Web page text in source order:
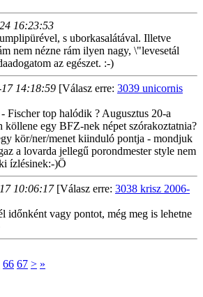
16:23:53
s uborkasalátával. Illetve
nem nézne rám ilyen nagy, \"levesetál
az egészet. :-)
14:18:59 [Válasz erre: 3039 unicornis
Fischer top halódik ? Augusztus 20-a
köllene egy BFZ-nek népet szórakoztatnia?
kör/ner/menet kiinduló pontja - mondjuk
a lovarda jellegű porondmester style nem
ízlésinek:-)Ö
10:06:17[Válasz erre: 3038 krisz 2006-
időnként vagy pontot, még meg is lehetne
66 67 > »